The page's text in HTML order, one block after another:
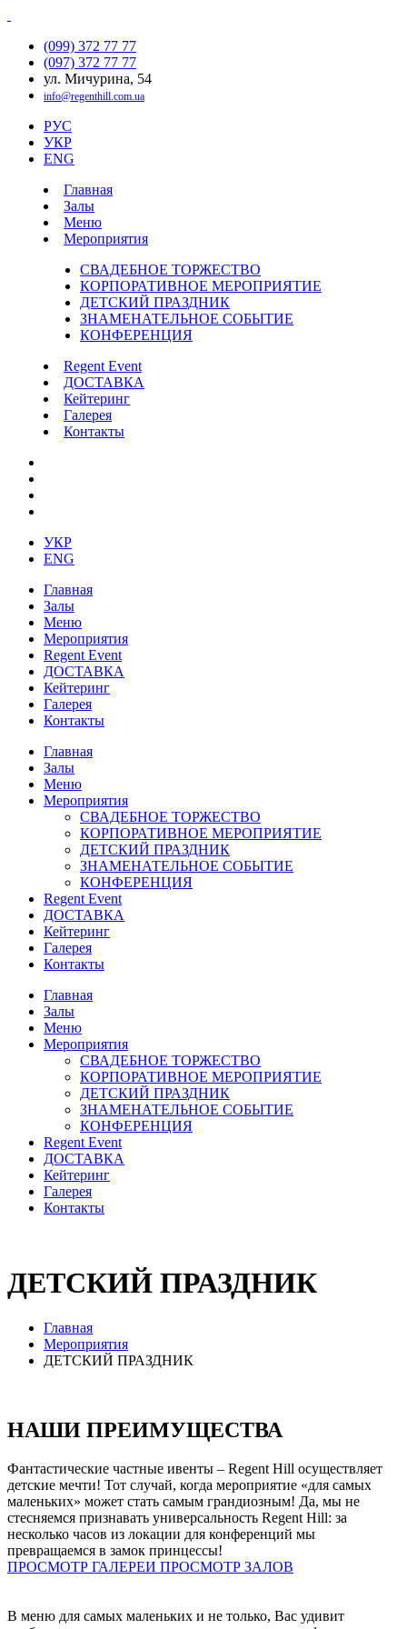
(099) 372 77 77
(097) 372 77 77
ул. Мичурина, 54
info@regenthill.com.ua
РУС
УКР
ENG
Главная
Залы
Меню
Мероприятия
СВАДЕБНОЕ ТОРЖЕСТВО
КОРПОРАТИВНОЕ МЕРОПРИЯТИЕ
ДЕТСКИЙ ПРАЗДНИК
ЗНАМЕНАТЕЛЬНОЕ СОБЫТИЕ
КОНФЕРЕНЦИЯ
Regent Event
ДОСТАВКА
Кейтеринг
Галерея
Контакты
УКР
ENG
Главная
Залы
Меню
Мероприятия
Regent Event
ДОСТАВКА
Кейтеринг
Галерея
Контакты
Главная
Залы
Меню
Мероприятия
СВАДЕБНОЕ ТОРЖЕСТВО
КОРПОРАТИВНОЕ МЕРОПРИЯТИЕ
ДЕТСКИЙ ПРАЗДНИК
ЗНАМЕНАТЕЛЬНОЕ СОБЫТИЕ
КОНФЕРЕНЦИЯ
Regent Event
ДОСТАВКА
Кейтеринг
Галерея
Контакты
Главная
Залы
Меню
Мероприятия
СВАДЕБНОЕ ТОРЖЕСТВО
КОРПОРАТИВНОЕ МЕРОПРИЯТИЕ
ДЕТСКИЙ ПРАЗДНИК
ЗНАМЕНАТЕЛЬНОЕ СОБЫТИЕ
КОНФЕРЕНЦИЯ
Regent Event
ДОСТАВКА
Кейтеринг
Галерея
Контакты
ДЕТСКИЙ ПРАЗДНИК
Главная
Мероприятия
ДЕТСКИЙ ПРАЗДНИК
НАШИ ПРЕИМУЩЕСТВА
Фантастические частные ивенты – Regent Hill осуществляет
детские мечти! Тот случай, когда мероприятие «для самых
маленьких» может стать самым грандиозным! Да, мы не
стесняемся признавать универсальность Regent Hill: за
несколько часов из локации для конференций мы
превращаемся в замок принцессы!
ПРОСМОТР ГАЛЕРЕИ ПРОСМОТР ЗАЛОВ
В меню для самых маленьких и не только, Вас удивит